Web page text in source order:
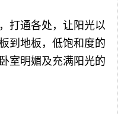
打通各处，让阳光以
到地板，低饱和度的
室明媚及充满阳光的